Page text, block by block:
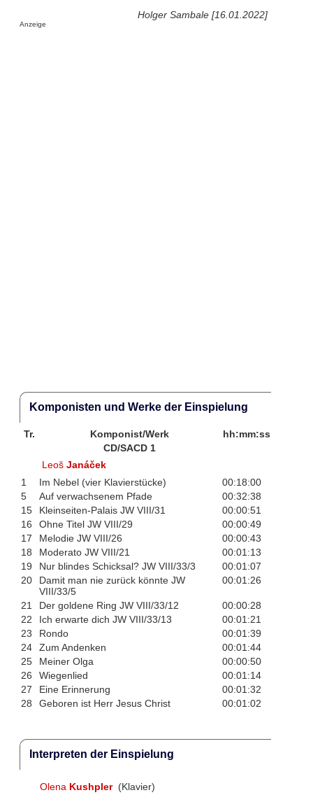
Holger Sambale [16.01.2022]
Anzeige
Komponisten und Werke der Einspielung
Tr. Komponist/Werk
hh:mm:ss
CD/SACD 1
LeošJanáček
1
Im Nebel (vier Klavierstücke)
00:18:00
5
Auf verwachsenem Pfade
00:32:38
15
Kleinseiten-Palais JW VIII/31
00:00:51
16
Ohne Titel JW VIII/29
00:00:49
17
Melodie JW VIII/26
00:00:43
18
Moderato JW VIII/21
00:01:13
19
Nur blindes Schicksal? JW VIII/33/3
00:01:07
20
Damit man nie zurück könnte JW
VIII/33/5
00:01:26
21 Der goldene Ring JW VIII/33/12
00:00:28
22
Ich erwarte dich JW VIII/33/13
00:01:21
23
Rondo
00:01:39
24
Zum Andenken
00:01:44
25
Meiner Olga
00:00:50
26
Wiegenlied
00:01:14
27
Eine Erinnerung
00:01:32
28
Geboren ist Herr Jesus Christ 00:01:02
Interpreten der Einspielung
Olena Kushpler (Klavier)